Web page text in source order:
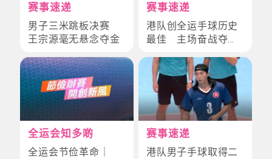
赛事速递
男子三米跳板决赛
王宗源毫无悬念夺金
赛事速递
港队创全运手球历史
最佳 主场奋战夺第
全运会知多啲
全运会节俭革命｜
赛事速递
港队男子手球取得二